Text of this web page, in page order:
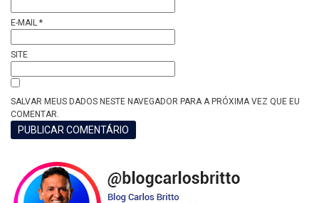
E-MAIL *
SITE
SALVAR MEUS DADOS NESTE NAVEGADOR PARA A PRÓXIMA VEZ QUE EU
COMENTAR.